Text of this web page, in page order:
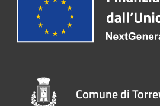
Comune di